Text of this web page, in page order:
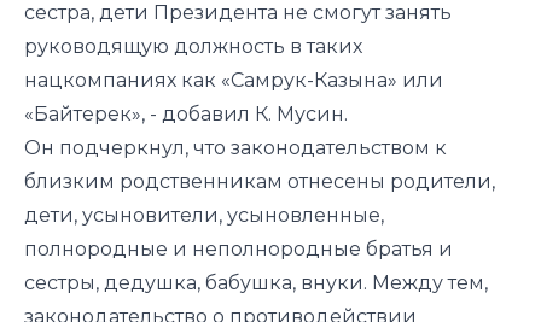
сестра, дети Президента не смогут занять
руководящую должность в таких
нацкомпаниях как «Самрук-Казына» или
«Байтерек», - добавил К. Мусин.
Он подчеркнул, что законодательством к
близким родственникам отнесены родители,
дети, усыновители, усыновленные,
полнородные и неполнородные братья и
сестры, дедушка, бабушка, внуки. Между тем,
законодательство о противодействии